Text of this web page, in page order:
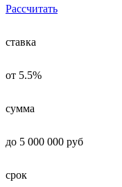
Рассчитать
ставка
от 5.5%
сумма
до 5 000 000 руб
срок